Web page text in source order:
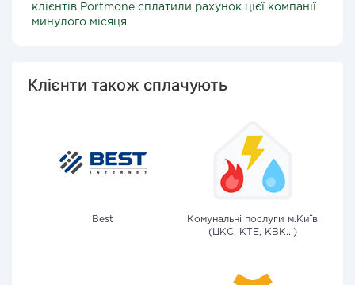
клієнтів Portmone сплатили рахунок цієї компанії
минулого місяця
Клієнти також сплачують
Best
Комунальні послуги м.Київ
(ЦКС, КТЕ, КВК...)